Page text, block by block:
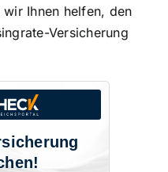
Ihnen helfen, den
Versicherung